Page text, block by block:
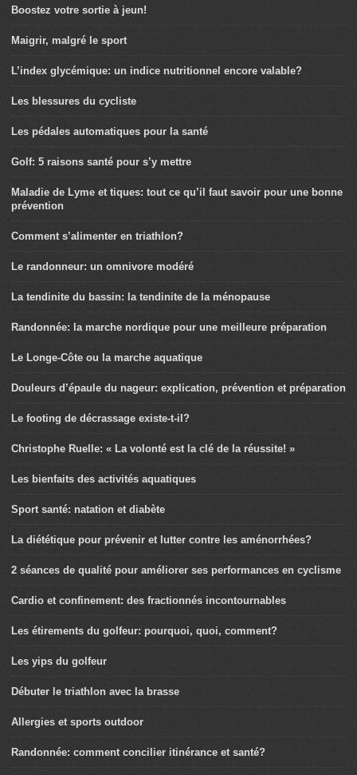
Boostez votre sortie à jeun!
Maigrir, malgré le sport
L’index glycémique: un indice nutritionnel encore valable?
Les blessures du cycliste
Les pédales automatiques pour la santé
Golf: 5 raisons santé pour s’y mettre
Maladie de Lyme et tiques: tout ce qu’il faut savoir pour une bonne
prévention
Comment s’alimenter en triathlon?
Le randonneur: un omnivore modéré
La tendinite du bassin: la tendinite de la ménopause
Randonnée: la marche nordique pour une meilleure préparation
Le Longe-Côte ou la marche aquatique
Douleurs d’épaule du nageur: explication, prévention et préparation
Le footing de décrassage existe-t-il?
Christophe Ruelle: « La volonté est la clé de la réussite! »
Les bienfaits des activités aquatiques
Sport santé: natation et diabète
La diététique pour prévenir et lutter contre les aménorrhées?
2 séances de qualité pour améliorer ses performances en cyclisme
Cardio et confinement: des fractionnés incontournables
Les étirements du golfeur: pourquoi, quoi, comment?
Les yips du golfeur
Débuter le triathlon avec la brasse
Allergies et sports outdoor
Randonnée: comment concilier itinérance et santé?